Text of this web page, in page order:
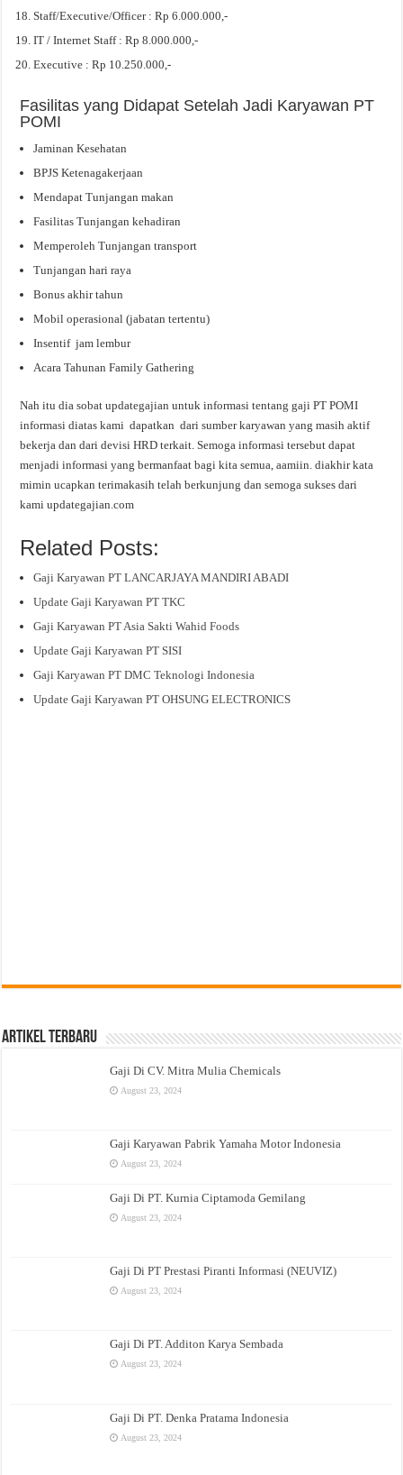
Staff/Executive/Officer : Rp 6.000.000,-
IT / Internet Staff : Rp 8.000.000,-
Executive : Rp 10.250.000,-
Fasilitas yang Didapat Setelah Jadi Karyawan PT
POMI
Jaminan Kesehatan
BPJS Ketenagakerjaan
Mendapat Tunjangan makan
Fasilitas Tunjangan kehadiran
Memperoleh Tunjangan transport
Tunjangan hari raya
Bonus akhir tahun
Mobil operasional (jabatan tertentu)
Insentif jam lembur
Acara Tahunan Family Gathering
Nah itu dia sobat updategajian untuk informasi tentang gaji PT POMI
informasi diatas kami dapatkan dari sumber karyawan yang masih aktif
bekerja dan dari devisi HRD terkait. Semoga informasi tersebut dapat
menjadi informasi yang bermanfaat bagi kita semua, aamiin. diakhir kata
mimin ucapkan terimakasih telah berkunjung dan semoga sukses dari
kami updategajian.com
Related Posts:
Gaji Karyawan PT LANCARJAYA MANDIRI ABADI
Update Gaji Karyawan PT TKC
Gaji Karyawan PT Asia Sakti Wahid Foods
Update Gaji Karyawan PT SISI
Gaji Karyawan PT DMC Teknologi Indonesia
Update Gaji Karyawan PT OHSUNG ELECTRONICS
Artikel Terbaru
Gaji Di CV. Mitra Mulia Chemicals
August 23, 2024
Gaji Karyawan Pabrik Yamaha Motor Indonesia
August 23, 2024
Gaji Di PT. Kurnia Ciptamoda Gemilang
August 23, 2024
Gaji Di PT Prestasi Piranti Informasi (NEUVIZ)
August 23, 2024
Gaji Di PT. Additon Karya Sembada
August 23, 2024
Gaji Di PT. Denka Pratama Indonesia
August 23, 2024